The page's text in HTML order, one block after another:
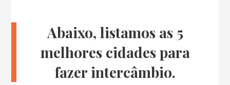
Abaixo, listamos as 5
melhores cidades para
fazer intercâmbio.